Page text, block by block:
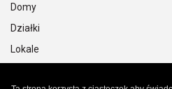
Domy
Działki
Lokale